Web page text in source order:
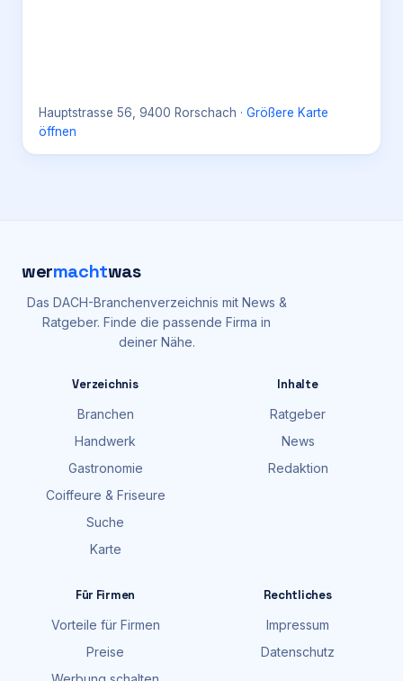
Hauptstrasse 56, 9400 Rorschach · Größere Karte
öffnen
wermachtwas
Das DACH-Branchenverzeichnis mit News &
Ratgeber. Finde die passende Firma in
deiner Nähe.
Verzeichnis
Branchen
Handwerk
Gastronomie
Coiffeure & Friseure
Suche
Karte
Inhalte
Ratgeber
News
Redaktion
Für Firmen
Vorteile für Firmen
Preise
Rechtliches
Impressum
Datenschutz